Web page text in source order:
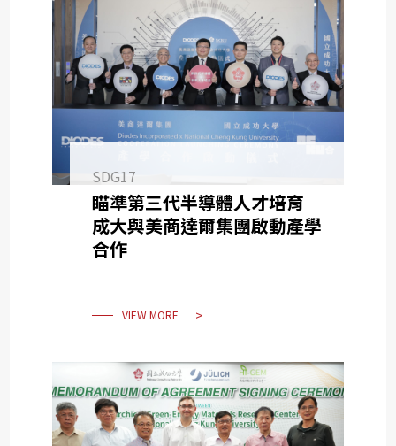
SDG17
瞄準第三代半導體人才培育
成大與美商達爾集團啟動產學
合作
VIEW MORE